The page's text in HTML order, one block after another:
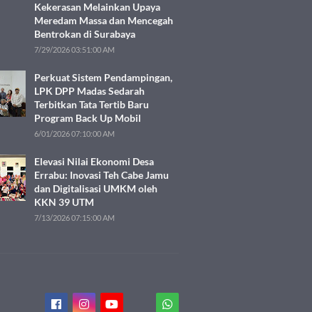
Kekerasan Melainkan Upaya
Meredam Massa dan Mencegah
Bentrokan di Surabaya
7/29/2026 03:51:00 AM
Perkuat Sistem Pendampingan,
LPK DPP Madas Sedarah
Terbitkan Tata Tertib Baru
Program Back Up Mobil
6/01/2026 07:10:00 AM
Elevasi Nilai Ekonomi Desa
Errabu: Inovasi Teh Cabe Jamu
dan Digitalisasi UMKM oleh
KKN 39 UTM
7/13/2026 07:15:00 AM